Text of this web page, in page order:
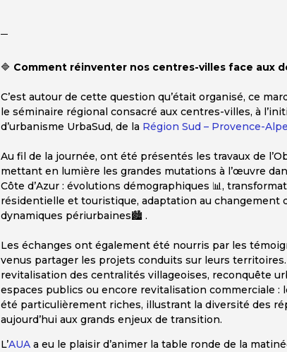
🔷 Comment réinventer nos centres-villes face aux
C’est autour de cette question qu’était organisé, ce
le séminaire régional consacré aux centres-villes, à
d’urbanisme UrbaSud, de la Région Sud – Provence-
Au fil de la journée, ont été présentés les travaux de
mettant en lumière les grandes mutations à l’œuvre
Côte d’Azur : évolutions démographiques 📊,
résidentielle et touristique, adaptation au changement
dynamiques périurbaines🏙️ .
Les échanges ont également été nourris par les
venus partager les projets conduits sur leurs
revitalisation des centralités villageoises, reconquête
espaces publics ou encore revitalisation commerciale
été particulièrement riches, illustrant la diversité des
aujourd’hui aux grands enjeux de transition.
L’AUA a eu le plaisir d’animer la table ronde de la